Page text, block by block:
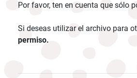
Por favor, ten en cuenta que sólo
Si deseas utilizar el archivo para
permiso.